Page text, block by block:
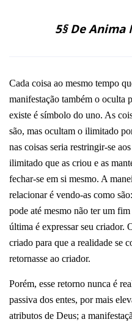
5§ De Anima
Cada coisa ao mesmo tempo
manifestação também o oculta
existe é símbolo do uno. As
são, mas ocultam o ilimitado
nas coisas seria restringir-se
ilimitado que as criou e as
fechar-se em si mesmo. A
relacionar é vendo-as como
pode até mesmo não ter um
última é expressar seu criador.
criado para que a realidade se
retornasse ao criador.
Porém, esse retorno nunca é
passiva dos entes, por mais
atributos de Deus; a